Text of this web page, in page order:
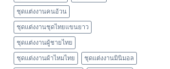
ชุดแต่งงานคนอ้วน
ชุดแต่งงานชุดไทยแขนยาว
ชุดแต่งงานผู้ชายไทย
ชุดแต่งงานผ้าไหมไทย ชุดแต่งงานมินิมอล